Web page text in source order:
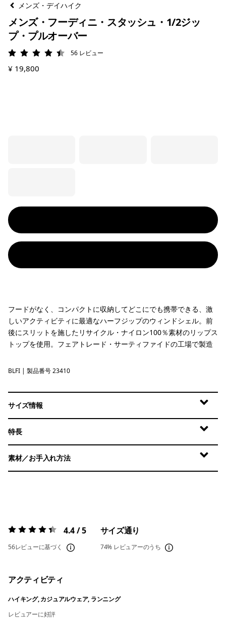
メンズ・デイハイク
メンズ・フーディニ・スタッシュ・1/2ジッ
プ・プルオーバー
評価: 4.4 / 5
56 レビュー
¥ 19,800
フードがなく、コンパクトに収納してどこにでも携帯できる、激
しいアクティビティに最適なハーフジップのウィンドシェル。前
後にスリットを施したリサイクル・ナイロン100％素材のリップス
トップを使用。フェアトレード・サーティファイドの工場で製造
Black w/Berry Fig
BLFI | 製品番号 23410
サイズ情報
特長
素材／お手入れ方法
評価:4.4 / 5 4.4 / 5
56レビューに基づく
サイズ通り
74% レビュアーのうち
アクティビティ
ハイキング, カジュアルウェア, ランニング
レビュアーに好評